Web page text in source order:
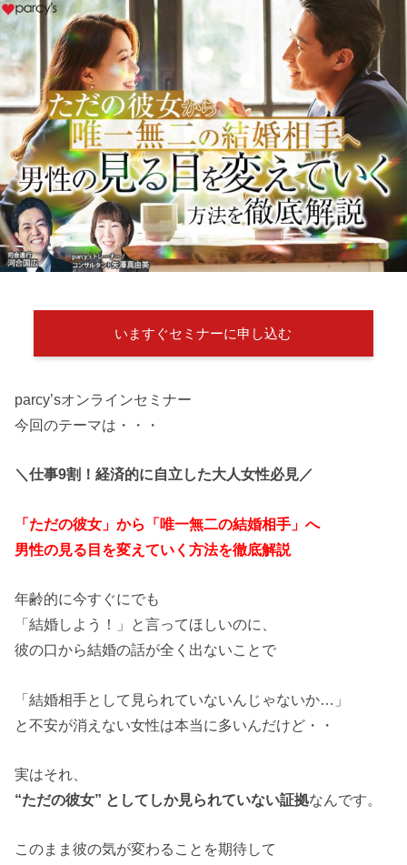
いますぐセミナーに申し込む
parcy’sオンラインセミナー
今回のテーマは・・・
＼仕事9割！経済的に自立した大人女性必見／
「ただの彼女」から「唯一無二の結婚相手」へ
男性の見る目を変えていく方法を徹底解説
年齢的に今すぐにでも
「結婚しよう！」と言ってほしいのに、
彼の口から結婚の話が全く出ないことで
「結婚相手として見られていないんじゃないか…」
と不安が消えない女性は本当に多いんだけど・・
実はそれ、
“ただの彼女” としてしか見られていない証拠なんです。
このまま彼の気が変わることを期待して